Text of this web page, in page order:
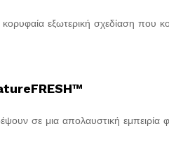
εξωτερική σχεδίαση που
σε μια απολαυστική εμπειρία